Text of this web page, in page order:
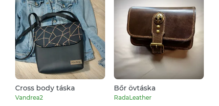
Cross body táska
Vandrea2
Bőr övtáska
RadaLeather